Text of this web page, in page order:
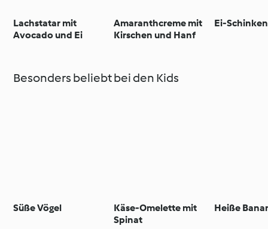
Lachstatar mit
Avocado und Ei
Amaranthcreme mit
Kirschen und Hanf
Ei-
Besonders beliebt bei den Kids
Süße Vögel
Käse-Omelette mit
Spinat
Heiße